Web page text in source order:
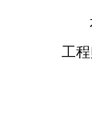
本
工